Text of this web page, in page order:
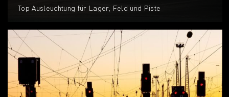
Top Ausleuchtung für Lager, Feld und Piste